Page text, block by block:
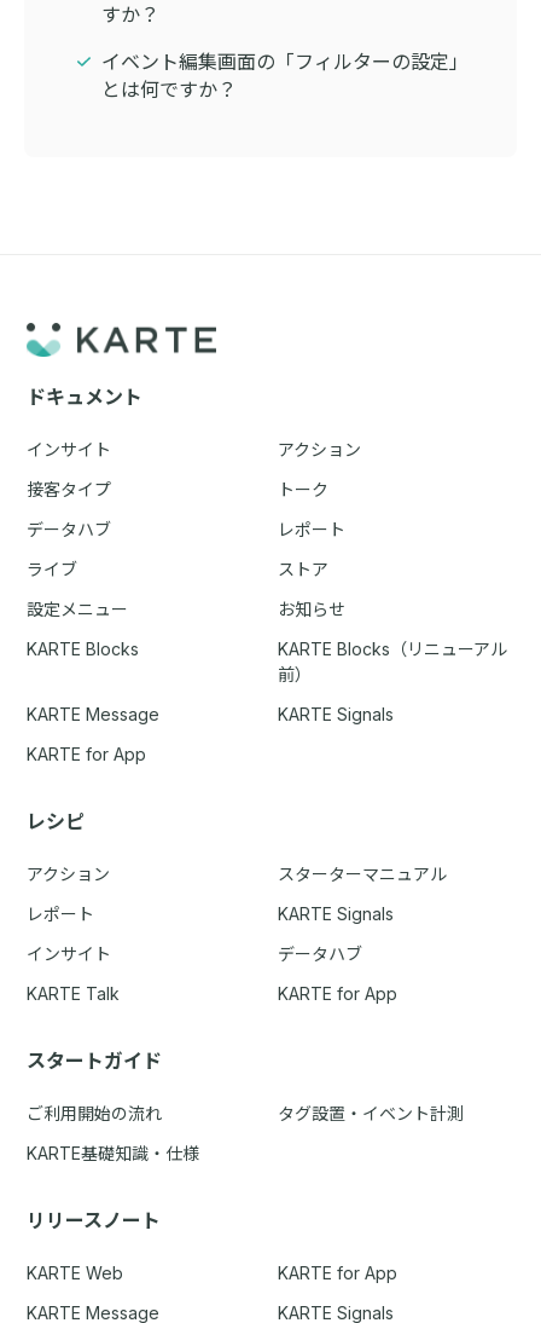
すか？
イベント編集画面の「フィルターの設定」
とは何ですか？
ドキュメント
インサイト
アクション
接客タイプ
トーク
データハブ
レポート
ライブ
ストア
設定メニュー
お知らせ
KARTE Blocks
KARTE Blocks（リニューアル
前）
KARTE Message
KARTE Signals
KARTE for App
レシピ
アクション
スターターマニュアル
レポート
KARTE Signals
インサイト
データハブ
KARTE Talk
KARTE for App
スタートガイド
ご利用開始の流れ
タグ設置・イベント計測
KARTE基礎知識・仕様
リリースノート
KARTE Web
KARTE for App
KARTE Message
KARTE Signals